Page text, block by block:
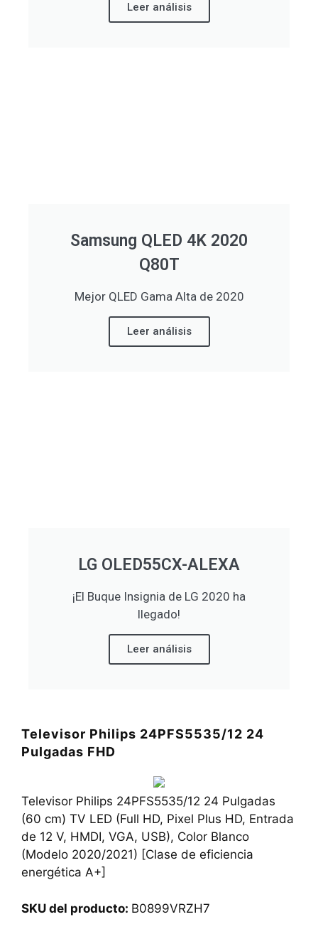
Leer análisis
Samsung QLED 4K 2020
Q80T
Mejor QLED Gama Alta de 2020
Leer análisis
LG OLED55CX-ALEXA
¡El Buque Insignia de LG 2020 ha
llegado!
Leer análisis
Televisor Philips 24PFS5535/12 24
Pulgadas FHD
Televisor Philips 24PFS5535/12 24 Pulgadas
(60 cm) TV LED (Full HD, Pixel Plus HD, Entrada
de 12 V, HMDI, VGA, USB), Color Blanco
(Modelo 2020/2021) [Clase de eficiencia
energética A+]
SKU del producto: B0899VRZH7